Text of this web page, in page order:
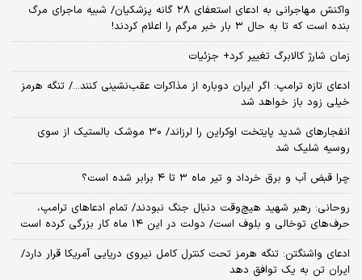
واکنش مهاجرانی به ادعای استعفای ۲۸ گانه پزشکیان/ شبیه ماجرای مرگ
بنده است که تا به حال ۳ بار خبر مرگم را اعلام کردند!
زمان شارژ کالابرگ تغییر کرد+ جزئیات
ادعای تازه ترامپ: اگر ایران دوباره از مذاکرات عقب‌نشینی کنند.../ تنگه هرمز
خیلی زود باز خواهد شد
انفجارهای شدید پایتخت اوکراین را لرزاند/ ۳۰ موشک بالستیک از سوی
روسیه شلیک شد
چرا قبض آب و برق خرداد و تیر ماه ۳ تا ۴ برابر شده است؟
روحانی: رهبر شهید هیچ‌وقت دنبال جنگ نبودند/ تمام ادعاهای ترامپ،
حرف‌های توخالی و بلوف است/ دولت در این ۱۴ ماه کار بزرگی کرده است
ادعای واشنگتن: تنگه هرمز تحت کنترل کامل نیروی دریایی آمریکا قرار دارد/
ایران تن به یک توافق دهد